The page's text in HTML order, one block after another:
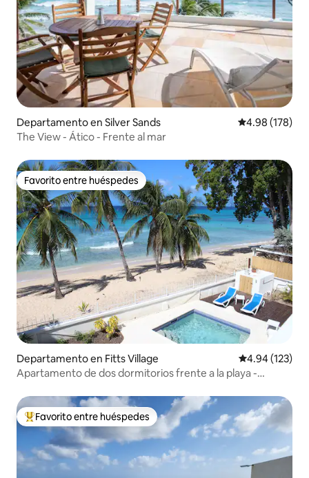
Departamento en Silver Sands Calificación
4.98 (178)
The View - Ático - Frente al mar
Favorito entre huéspedes
Favorito entre huéspedes
Departamento en Fitts Village Calificación
4.94 (123)
Apartamento de dos dormitorios frente a la playa -
De los mejores en Favorito entre huéspedes
Favorito entre huéspedes